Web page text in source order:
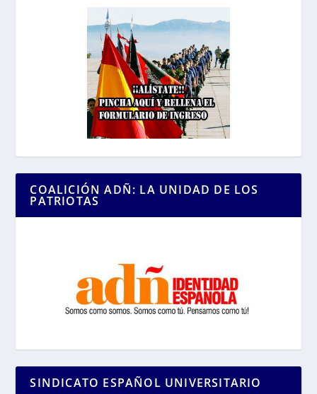
COALICIÓN ADÑ: LA UNIDAD DE LOS
PATRIOTAS
SINDICATO ESPAÑOL UNIVERSITARIO